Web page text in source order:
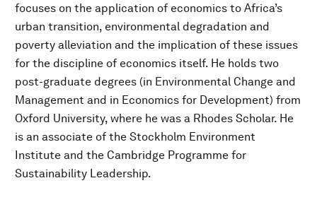
focuses on the application of economics to Africa’s
urban transition, environmental degradation and
poverty alleviation and the implication of these issues
for the discipline of economics itself. He holds two
post-graduate degrees (in Environmental Change and
Management and in Economics for Development) from
Oxford University, where he was a Rhodes Scholar. He
is an associate of the Stockholm Environment
Institute and the Cambridge Programme for
Sustainability Leadership.